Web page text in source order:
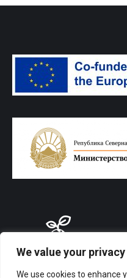
We value your privacy
We use cookies to enhance